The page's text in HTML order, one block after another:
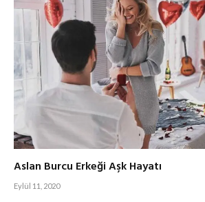
Aslan Burcu Erkeği Aşk Hayatı
Eylül 11, 2020